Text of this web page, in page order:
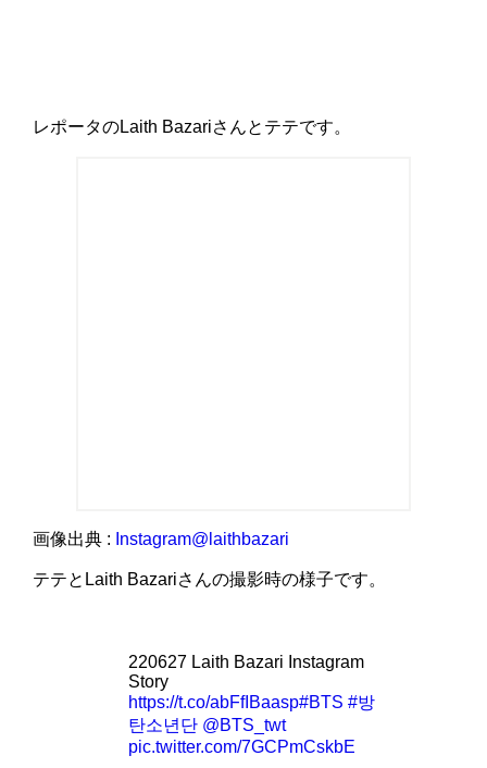
レポータのLaith Bazariさんとテテです。
画像出典 : Instagram@laithbazari
テテとLaith Bazariさんの撮影時の様子です。
220627 Laith Bazari Instagram
Story
https://t.co/abFfIBaasp#BTS #방
탄소년단 @BTS_twt
pic.twitter.com/7GCPmCskbE